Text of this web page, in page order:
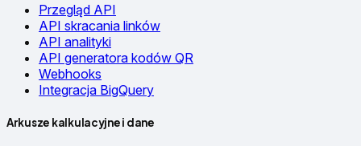
Przegląd API
API skracania linków
API analityki
API generatora kodów QR
Webhooks
Integracja BigQuery
Arkusze kalkulacyjne i dane